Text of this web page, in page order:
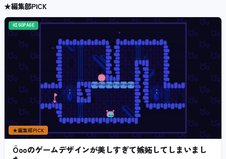
★編集部PICK
HIGOPAGE
★編集部PICK
Öooのゲームデザインが美しすぎて嫉妬してしまいまし